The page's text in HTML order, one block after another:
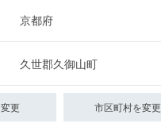
京都府
久世郡久御山町
更 市区町村を変更